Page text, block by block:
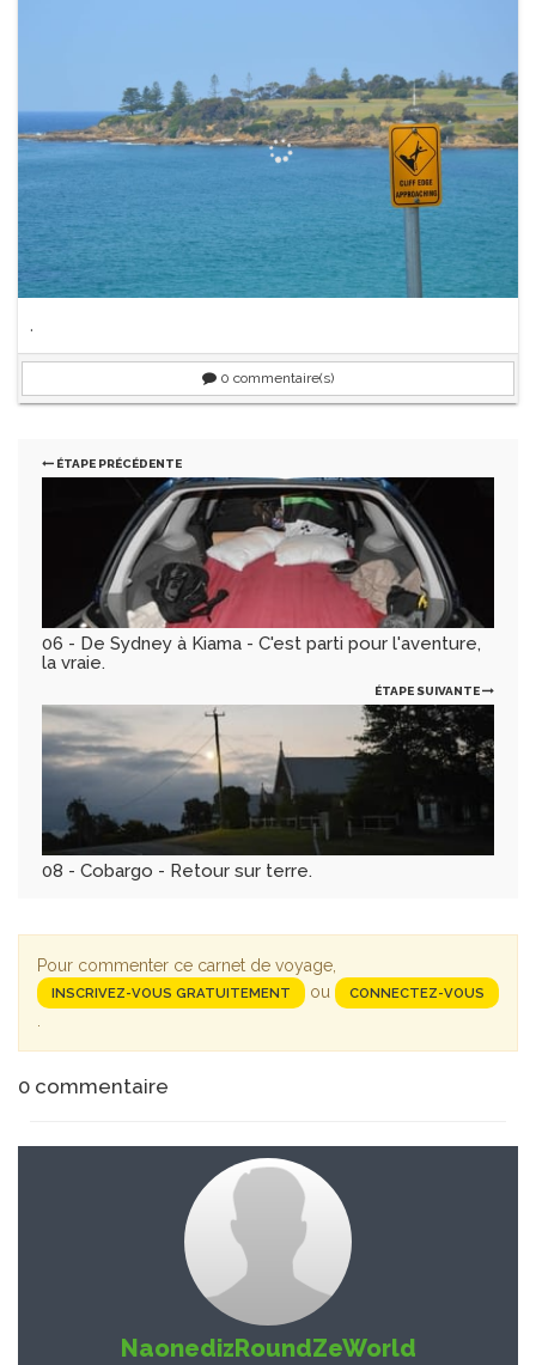
.
0 commentaire(s)
ÉTAPE PRÉCÉDENTE
06 - De Sydney à Kiama - C'est parti pour l'aventure,
la vraie.
ÉTAPE SUIVANTE
08 - Cobargo - Retour sur terre.
Pour commenter ce carnet de voyage,
INSCRIVEZ-VOUS GRATUITEMENT ou CONNECTEZ-VOUS
0 commentaire
NaonedizRoundZeWorld